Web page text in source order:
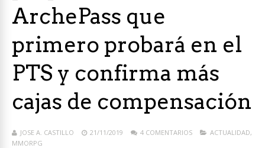
ArchePass que
primero probará en el
PTS y confirma más
cajas de compensación
JOSE A. CASTILLO 21/11/2019 4 COMENTARIOS ACTUALIDAD,
MMORPG